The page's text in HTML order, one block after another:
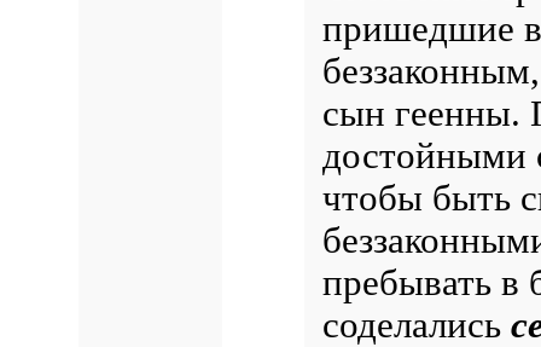
пришедшие в
сын геенны.
достойными
чтобы быть
пребывать в
соделались